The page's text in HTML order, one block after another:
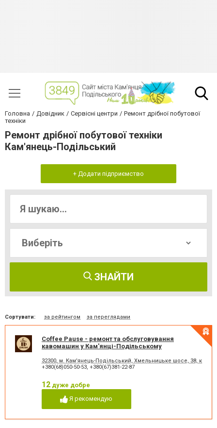
Головна Довідник Сервісні центри
Ремонт дрібної побутової
техніки
Ремонт дрібної побутової техніки
Кам'янець-Подільський
+ Додати підприємство
ЗНАЙТИ
Сортувати: за рейтингом за переглядами
Coffee Pause - ремонт та обслуговування
кавомашин у Кам'янці-Подільському
32300, м. Кам'янець-Подільський, Хмельницьке шосе, 38,
+380(68)050-50-53, +380(67)381-22-87
12 дуже добре
Я рекомендую